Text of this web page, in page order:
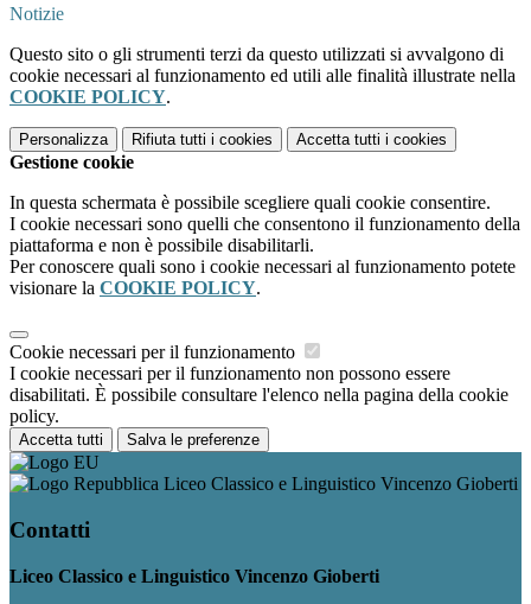
Notizie
Questo sito o gli strumenti terzi da questo utilizzati si avvalgono di
cookie necessari al funzionamento ed utili alle finalità illustrate nella
COOKIE POLICY.
Personalizza Rifiuta tutti i cookies Accetta tutti i cookies
Gestione cookie
In questa schermata è possibile scegliere quali cookie consentire.
I cookie necessari sono quelli che consentono il funzionamento della
piattaforma e non è possibile disabilitarli.
Per conoscere quali sono i cookie necessari al funzionamento potete
visionare la COOKIE POLICY.
Cookie necessari per il funzionamento
I cookie necessari per il funzionamento non possono essere
disabilitati. È possibile consultare l'elenco nella pagina della cookie
policy.
Accetta tutti Salva le preferenze
Liceo Classico e Linguistico Vincenzo Gioberti
Contatti
Liceo Classico e Linguistico Vincenzo Gioberti